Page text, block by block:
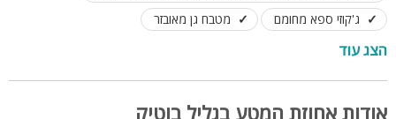
ג'קוזי ספא מחומם
מטבח גן מאובזר
שולחן סנוקר מקצועיהצג עוד
אודות אחוזת המטע בגליל בוטיק